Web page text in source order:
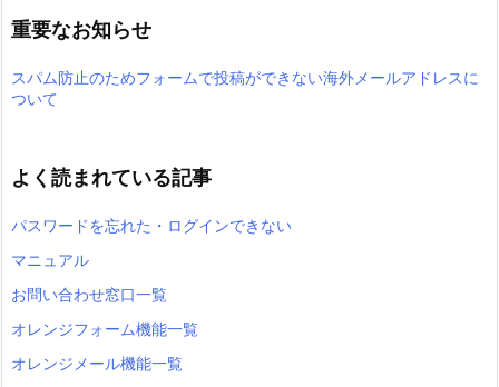
重要なお知らせ
スパム防止のためフォームで投稿ができない海外メールアドレスに
ついて
よく読まれている記事
パスワードを忘れた・ログインできない
マニュアル
お問い合わせ窓口一覧
オレンジフォーム機能一覧
オレンジメール機能一覧